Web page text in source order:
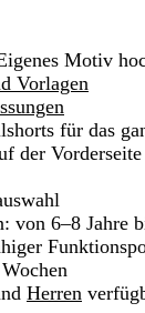
Schwenken.
Motiv
Vorlagen
für das
der
von 6–8 Jahre
Herren